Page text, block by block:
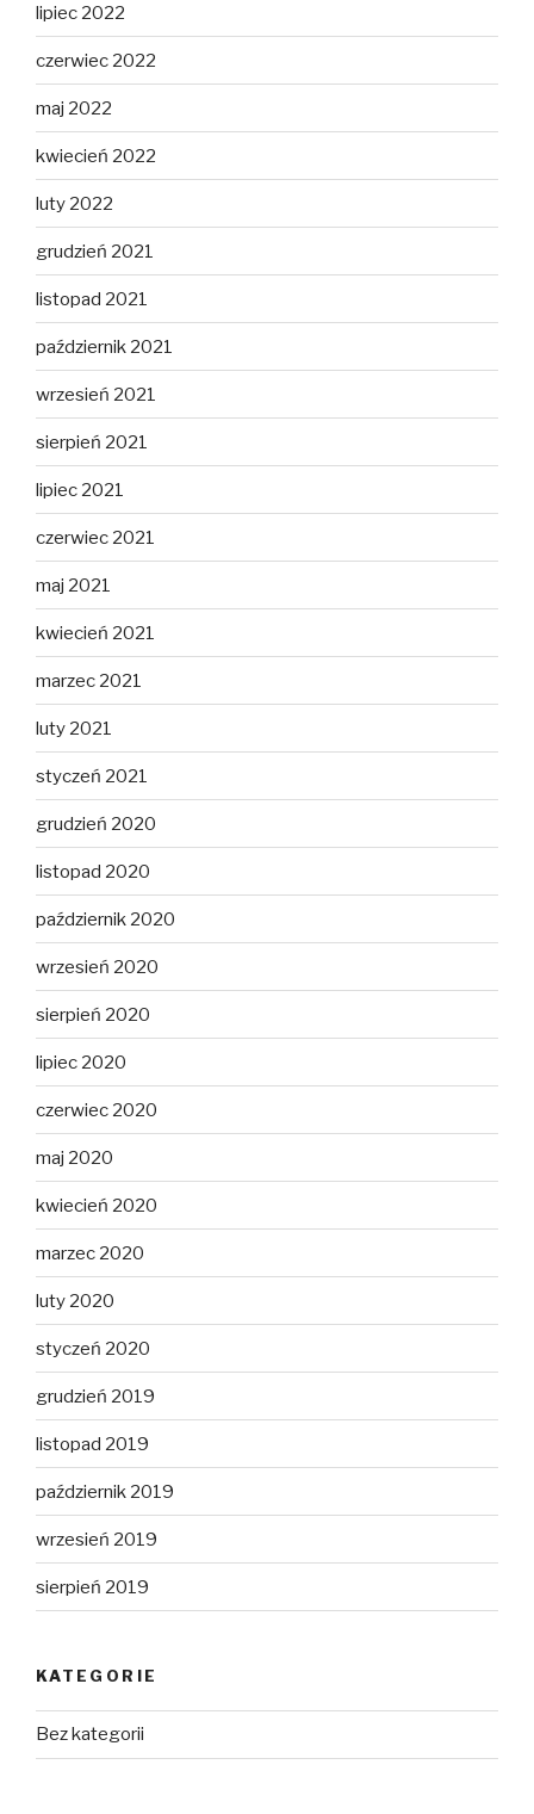
lipiec 2022
czerwiec 2022
maj 2022
kwiecień 2022
luty 2022
grudzień 2021
listopad 2021
październik 2021
wrzesień 2021
sierpień 2021
lipiec 2021
czerwiec 2021
maj 2021
kwiecień 2021
marzec 2021
luty 2021
styczeń 2021
grudzień 2020
listopad 2020
październik 2020
wrzesień 2020
sierpień 2020
lipiec 2020
czerwiec 2020
maj 2020
kwiecień 2020
marzec 2020
luty 2020
styczeń 2020
grudzień 2019
listopad 2019
październik 2019
wrzesień 2019
sierpień 2019
KATEGORIE
Bez kategorii